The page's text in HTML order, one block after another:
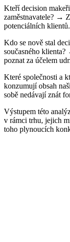
Kteří decision
zaměstnavatele? →
potenciálních klientů.
Kdo se nově stal
současného
poznat za účelem
Které společnosti a
konzumují obsah
sobě nedávají znát
Výstupem této
v rámci trhu, jejich
toho plynoucích